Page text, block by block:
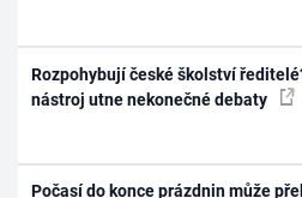
Rozpohybují české školství
nástroj utne nekonečné debaty
Počasí do konce prázdnin může